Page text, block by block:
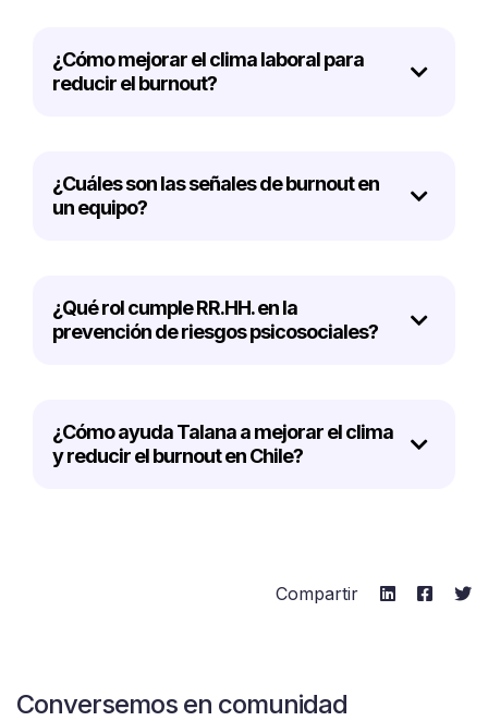
¿Cómo mejorar el clima laboral para
reducir el burnout?
¿Cuáles son las señales de burnout en
un equipo?
¿Qué rol cumple RR.HH. en la
prevención de riesgos psicosociales?
¿Cómo ayuda Talana a mejorar el clima
y reducir el burnout en Chile?
Compartir
Conversemos en comunidad